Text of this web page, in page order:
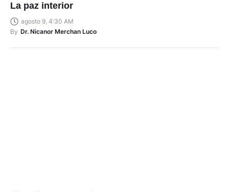
La paz interior
agosto 9, 4:30 AM
By Dr. Nicanor Merchan Luco